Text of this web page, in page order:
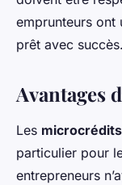
emprunteurs
prêt avec succès.
Avantages
Les microcrédits
particulier pour
entrepreneurs